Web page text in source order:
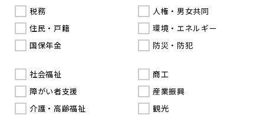
税務
住民・戸籍
国保年金
人権・男女共同
環境・エネルギー
防災・防犯
社会福祉
障がい者支援
介護・高齢福祉
商工
産業振興
観光